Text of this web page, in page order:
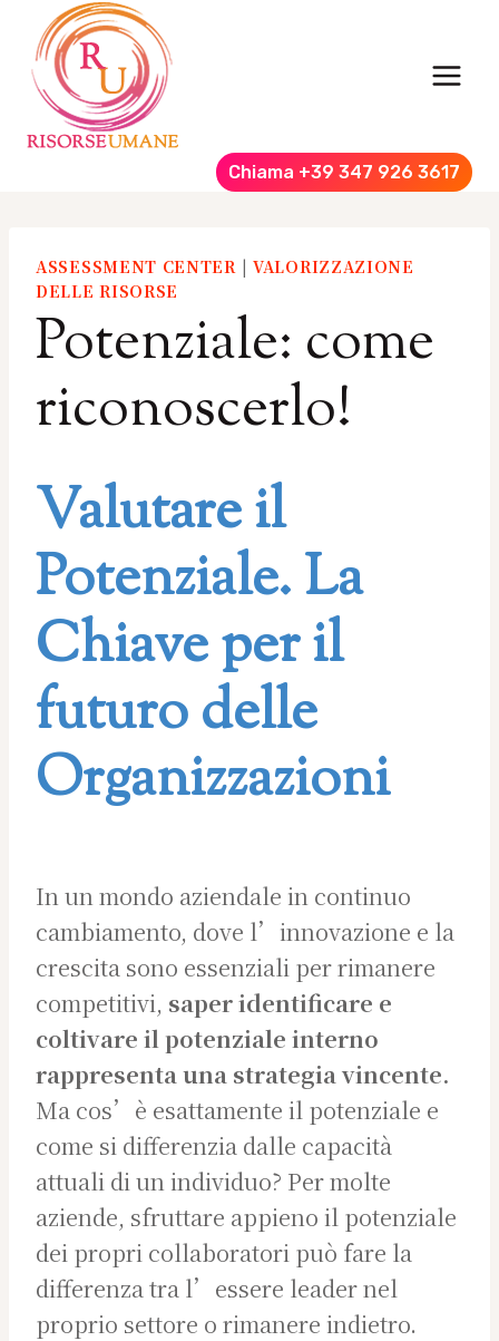
Salta
contenuto
Chiama +39 347 926 3617
ASSESSMENT CENTER |VALORIZZAZIONE
DELLE RISORSE
Potenziale: come
riconoscerlo!
Valutare il
Potenziale. La
Chiave per il
futuro delle
Organizzazioni
In un mondo aziendale in continuo
cambiamento, dove l’innovazione e la
crescita sono essenziali per rimanere
competitivi, saper identificare e
coltivare il potenziale interno
rappresenta una strategia vincente.
Ma cos’è esattamente il potenziale e
come si differenzia dalle capacità
attuali di un individuo? Per molte
aziende, sfruttare appieno il potenziale
dei propri collaboratori può fare la
differenza tra l’essere leader nel
proprio settore o rimanere indietro.